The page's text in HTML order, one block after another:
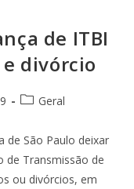
de ITBI
divórcio
Geral
de São Paulo deixar
de Transmissão de
ou divórcios, em